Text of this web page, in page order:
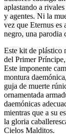
aplastando a
y agentes. Ni la
vez que Eternus es
negro, una parodia
Este kit de plástico
del Primer
Este imponente
montura
guja de muerte
ornamentada
daemónicas
mientras que a su
la gloria
Cielos Malditos.